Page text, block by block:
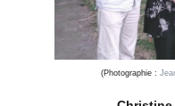
(Photographie :